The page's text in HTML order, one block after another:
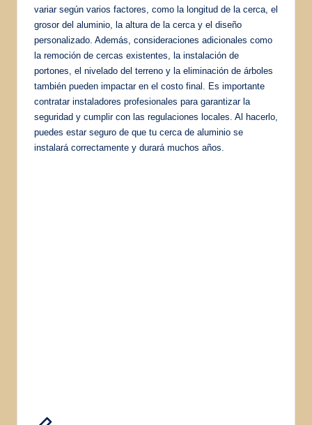
variar según varios factores, como la longitud de la cerca, el
grosor del aluminio, la altura de la cerca y el diseño
personalizado. Además, consideraciones adicionales como
la remoción de cercas existentes, la instalación de
portones, el nivelado del terreno y la eliminación de árboles
también pueden impactar en el costo final. Es importante
contratar instaladores profesionales para garantizar la
seguridad y cumplir con las regulaciones locales. Al hacerlo,
puedes estar seguro de que tu cerca de aluminio se
instalará correctamente y durará muchos años.